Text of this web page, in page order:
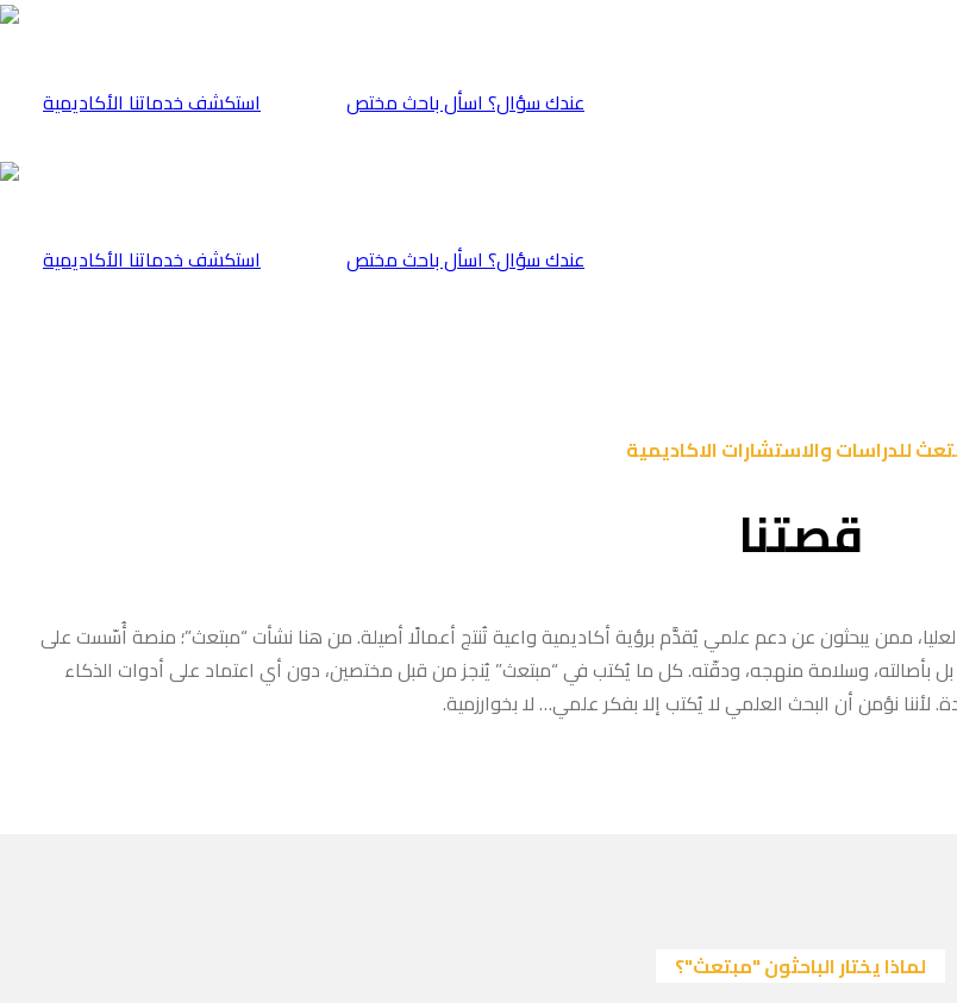
⁠استكشف خدماتنا الأكاديمية عندك سؤال؟ اسأل باحث مختص
⁠استكشف خدماتنا الأكاديمية عندك سؤال؟ اسأل باحث مختص
للدراسات والاستشارات الاكاديمية
قصتنا
ممن يبحثون عن دعم علمي يُقدَّم برؤية أكاديمية واعية تُنتج أعمالًا أصيلة. من هنا نشأت “مبتعث”؛ منصة أُسّست على
بل بأصالته، وسلامة منهجه، ودقّته. كل ما يُكتب في “مبتعث” يُنجز من قبل مختصين، دون أي اعتماد على أدوات الذكاء
نؤمن أن البحث العلمي لا يُكتب إلا بفكر علمي… لا بخوارزمية.
لماذا يختار الباحثون "مبتعث"؟